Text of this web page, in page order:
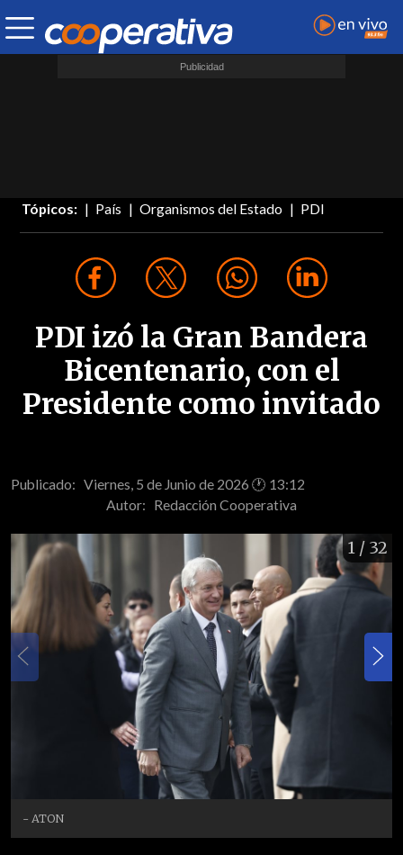
Tópicos: País Organismos del Estado PDI
PDI izó la Gran Bandera
Bicentenario, con el
Presidente como invitado
Publicado: Viernes, 5 de Junio de 2026 🕐 13:12
Autor: Redacción Cooperativa
1 / 32
- ATON